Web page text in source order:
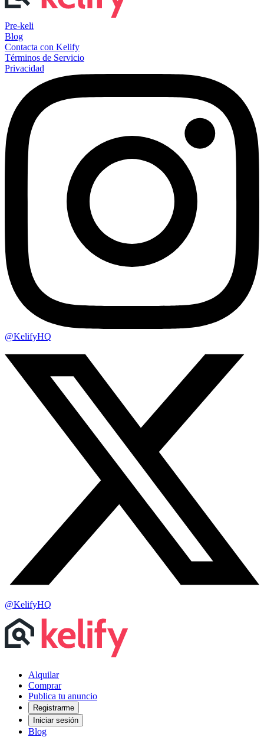
Pre-keli
Blog
Contacta con Kelify
Términos de Servicio
Privacidad
@KelifyHQ
@KelifyHQ
Alquilar
Comprar
Publica tu anuncio
Registrarme
Iniciar sesión
Blog